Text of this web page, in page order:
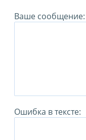
Ваше сообщение:
Ошибка в тексте: